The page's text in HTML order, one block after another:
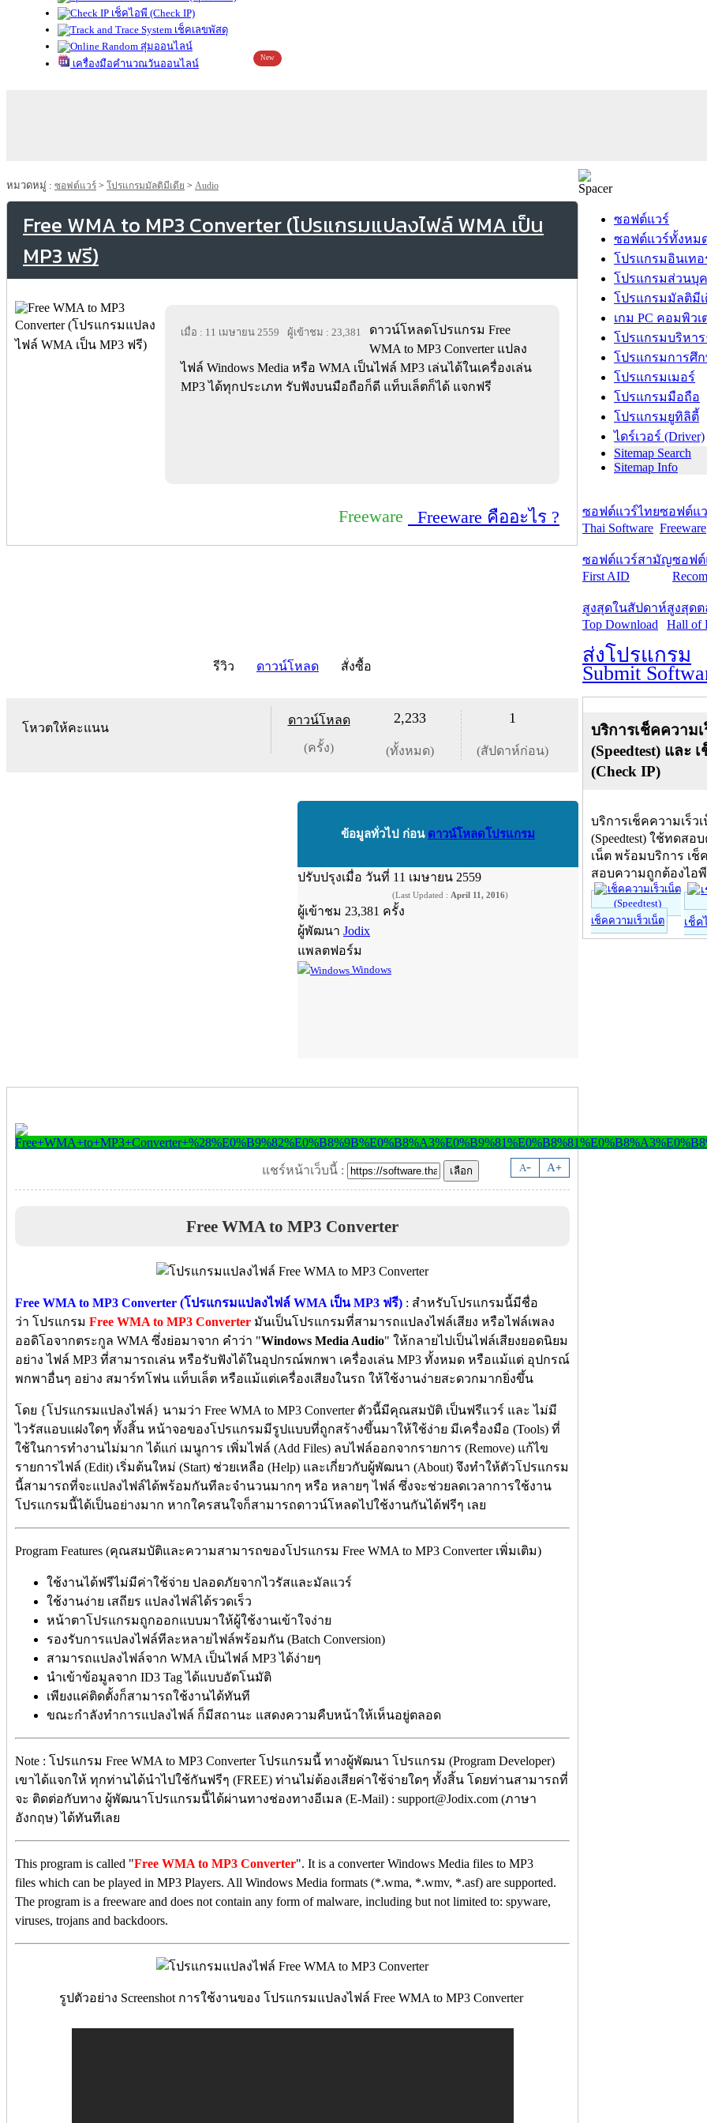
เช็คไอพี (Check IP)
เช็คเลขพัสดุ
สุ่มออนไลน์
เครื่องมือคำนวณวันออนไลน์
New
หมวดหมู่ : ซอฟต์แวร์ > โปรแกรมมัลติมีเดีย > Audio
Free WMA to MP3 Converter (โปรแกรมแปลงไฟล์ WMA เป็น
MP3 ฟรี)
เมื่อ : 11 เมษายน 2559 ผู้เข้าชม : 23,381
ดาวน์โหลดโปรแกรม Free
WMA to MP3 Converter แปลง
ไฟล์ Windows Media หรือ WMA เป็นไฟล์ MP3 เล่นได้ในเครื่องเล่น
MP3 ได้ทุกประเภท รับฟังบนมือถือก็ดี แท็บเล็ตก็ได้ แจกฟรี
Freeware Freeware คืออะไร ?
รีวิว ดาวน์โหลด สั่งซื้อ
โหวตให้คะแนน
ดาวน์โหลด
(ครั้ง)
2,233
(ทั้งหมด)
1
(สัปดาห์ก่อน)
ข้อมูลทั่วไป ก่อน ดาวน์โหลดโปรแกรม
ปรับปรุงเมื่อ วันที่ 11 เมษายน 2559
(Last Updated : April 11, 2016)
ผู้เข้าชม 23,381 ครั้ง
ผู้พัฒนา Jodix
แพลตฟอร์ม
Windows
A- A+
แชร์หน้าเว็บนี้ :
Free WMA to MP3 Converter
Free WMA to MP3 Converter (โปรแกรมแปลงไฟล์ WMA เป็น MP3 ฟรี) : สำหรับโปรแกรมนี้มีชื่อ
ว่า โปรแกรม Free WMA to MP3 Converter มันเป็นโปรแกรมที่สามารถแปลงไฟล์เสียง หรือไฟล์เพลง
ออดิโอจากตระกูล WMA ซึ่งย่อมาจาก คำว่า "Windows Media Audio" ให้กลายไปเป็นไฟล์เสียงยอดนิยม
อย่าง ไฟล์ MP3 ที่สามารถเล่น หรือรับฟังได้ในอุปกรณ์พกพา เครื่องเล่น MP3 ทั้งหมด หรือแม้แต่ อุปกรณ์
พกพาอื่นๆ อย่าง สมาร์ทโฟน แท็บเล็ต หรือแม้แต่เครื่องเสียงในรถ ให้ใช้งานง่ายสะดวกมากยิ่งขึ้น
โดย {โปรแกรมแปลงไฟล์} นามว่า Free WMA to MP3 Converter ตัวนี้มีคุณสมบัติ เป็นฟรีแวร์ และ ไม่มี
ไวรัสแอบแฝงใดๆ ทั้งสิ้น หน้าจอของโปรแกรมมีรูปแบบที่ถูกสร้างขึ้นมาให้ใช้ง่าย มีเครื่องมือ (Tools) ที่
ใช้ในการทำงานไม่มาก ได้แก่ เมนูการ เพิ่มไฟล์ (Add Files) ลบไฟล์ออกจากรายการ (Remove) แก้ไข
รายการไฟล์ (Edit) เริ่มต้นใหม่ (Start) ช่วยเหลือ (Help) และเกี่ยวกับผู้พัฒนา (About) จึงทำให้ตัวโปรแกรม
นี้สามารถที่จะแปลงไฟล์ได้พร้อมกันทีละจำนวนมากๆ หรือ หลายๆ ไฟล์ ซึ่งจะช่วยลดเวลาการใช้งาน
โปรแกรมนี้ได้เป็นอย่างมาก หากใครสนใจก็สามารถดาวน์โหลดไปใช้งานกันได้ฟรีๆ เลย
Program Features (คุณสมบัติและความสามารถของโปรแกรม Free WMA to MP3 Converter เพิ่มเติม)
ใช้งานได้ฟรีไม่มีค่าใช้จ่าย ปลอดภัยจากไวรัสและมัลแวร์
ใช้งานง่าย เสถียร แปลงไฟล์ได้รวดเร็ว
หน้าตาโปรแกรมถูกออกแบบมาให้ผู้ใช้งานเข้าใจง่าย
รองรับการแปลงไฟล์ทีละหลายไฟล์พร้อมกัน (Batch Conversion)
สามารถแปลงไฟล์จาก WMA เป็นไฟล์ MP3 ได้ง่ายๆ
นำเข้าข้อมูลจาก ID3 Tag ได้แบบอัตโนมัติ
เพียงแค่ติดตั้งก็สามารถใช้งานได้ทันที
ขณะกำลังทำการแปลงไฟล์ ก็มีสถานะ แสดงความคืบหน้าให้เห็นอยู่ตลอด
Note : โปรแกรม Free WMA to MP3 Converter โปรแกรมนี้ ทางผู้พัฒนา โปรแกรม (Program Developer)
เขาได้แจกให้ ทุกท่านได้นำไปใช้กันฟรีๆ (FREE) ท่านไม่ต้องเสียค่าใช้จ่ายใดๆ ทั้งสิ้น โดยท่านสามารถที่
จะ ติดต่อกับทาง ผู้พัฒนาโปรแกรมนี้ได้ผ่านทางช่องทางอีเมล (E-Mail) : support@Jodix.com (ภาษา
อังกฤษ) ได้ทันทีเลย
This program is called "Free WMA to MP3 Converter". It is a converter Windows Media files to MP3
files which can be played in MP3 Players. All Windows Media formats (*.wma, *.wmv, *.asf) are supported.
The program is a freeware and does not contain any form of malware, including but not limited to: spyware,
viruses, trojans and backdoors.
รูปตัวอย่าง Screenshot การใช้งานของ โปรแกรมแปลงไฟล์ Free WMA to MP3 Converter
ซอฟต์แวร์
ซอฟต์แวร์ทั้งหม
โปรแกรมอินเทอ
โปรแกรมส่วนบุ
โปรแกรมมัลติมีเ
เกม PC คอมพิวเ
โปรแกรมบริหา
โปรแกรมการศึ
โปรแกรมเมอร์
โปรแกรมมือถือ
โปรแกรมยูทิลิตี้
ไดร์เวอร์ (Driver)
Sitemap Search
Sitemap Info
ซอฟต์แวร์ไทย
Thai Software
ซอฟต์แ
Freeware
ซอฟต์แวร์สามัญ
First AID
ซอฟต์
สูงสุดในสัปดาห์
Top Download
สูงสุด
Hall of
ส่งโปรแกรม
Submit
บริการเช็คความเ
(Speedtest) และ
(Check IP)
บริการเช็คความเร็ว
(Speedtest) ใช้ทดสอ
เน็ต พร้อมบริการ เช็
สอบความถูกต้องไอ
เช็คความเร็วเน็ต เช็ค